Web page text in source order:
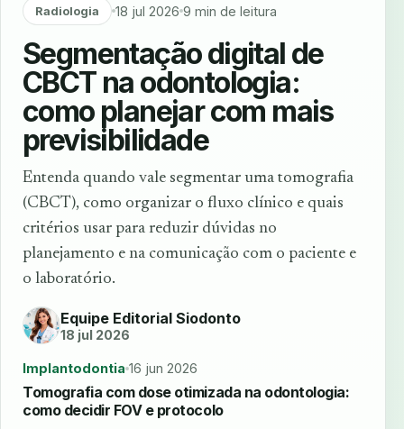
Radiologia 18 jul 2026 9 min de leitura
Segmentação digital de
CBCT na odontologia:
como planejar com mais
previsibilidade
Entenda quando vale segmentar uma tomografia
(CBCT), como organizar o fluxo clínico e quais
critérios usar para reduzir dúvidas no
planejamento e na comunicação com o paciente e
o laboratório.
Equipe Editorial Siodonto
18 jul 2026
Implantodontia 16 jun 2026
Tomografia com dose otimizada na odontologia:
como decidir FOV e protocolo